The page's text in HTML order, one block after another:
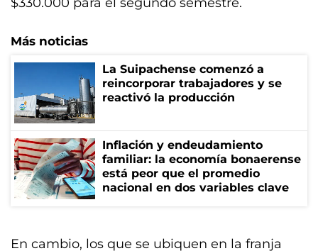
Más noticias
La Suipachense comenzó a
reincorporar trabajadores y se
reactivó la producción
Inflación y endeudamiento
familiar: la economía bonaerense
está peor que el promedio
nacional en dos variables clave
En cambio, los que se ubiquen en la franja